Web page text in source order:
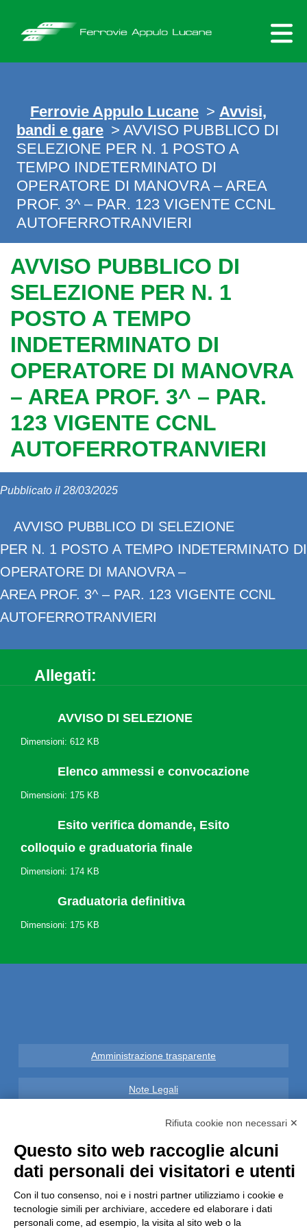
content
Ferrovie Appulo Lucane > Avvisi,
bandi e gare > AVVISO PUBBLICO DI
SELEZIONE PER N. 1 POSTO A
TEMPO INDETERMINATO DI
OPERATORE DI MANOVRA – AREA
PROF. 3^ – PAR. 123 VIGENTE CCNL
AUTOFERROTRANVIERI
AVVISO PUBBLICO DI
SELEZIONE PER N. 1
POSTO A TEMPO
INDETERMINATO DI
OPERATORE DI MANOVRA
– AREA PROF. 3^ – PAR.
123 VIGENTE CCNL
AUTOFERROTRANVIERI
Pubblicato il 28/03/2025
AVVISO PUBBLICO DI SELEZIONE
PER N. 1 POSTO A TEMPO INDETERMINATO DI
OPERATORE DI MANOVRA –
AREA PROF. 3^ – PAR. 123 VIGENTE CCNL
AUTOFERROTRANVIERI
Allegati:
AVVISO DI SELEZIONE
Dimensioni: 612 KB
Elenco ammessi e convocazione
Dimensioni: 175 KB
Esito verifica domande, Esito
colloquio e graduatoria finale
Dimensioni: 174 KB
Graduatoria definitiva
Dimensioni: 175 KB
Amministrazione trasparente
Note Legali
Privacy
Informative GDPR (679/2016)
Reclami
Rimborsi ed Indennizzi
Rifiuta cookie non necessari ✕
Questo sito web raccoglie alcuni
dati personali dei visitatori e utenti
Con il tuo consenso, noi e i nostri partner utilizziamo i cookie e
tecnologie simili per archiviare, accedere ed elaborare i dati
personali come, ad esempio, la visita al sito web o la